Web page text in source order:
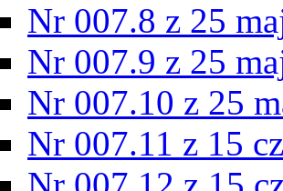
Nr 007.8 z 25
Nr 007.9 z 25
Nr 007.10 z 25
Nr 007.11 z 15